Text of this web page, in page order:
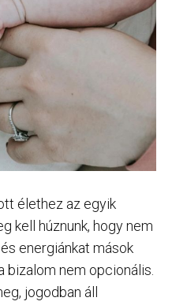
élethez az egyik
kell húznunk, hogy nem
energiánkat mások
bizalom nem opcionális.
jogodban áll